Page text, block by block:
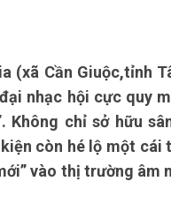
(xã Cần Giuộc,tỉnh
nhạc hội cực quy
Không chỉ sở hữu
còn hé lộ một cái
vào thị trường